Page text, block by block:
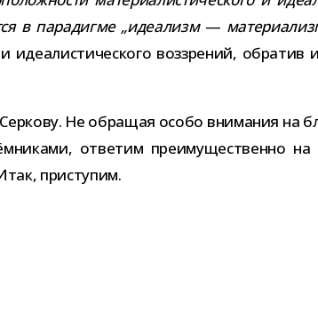
в пара­дигме „иде­а­лизм—
воз­зре­ний, обра­тив
Не обра­щая особо вни­ма­ния на
отве­тим пре­иму­ще­ственно
приступим.